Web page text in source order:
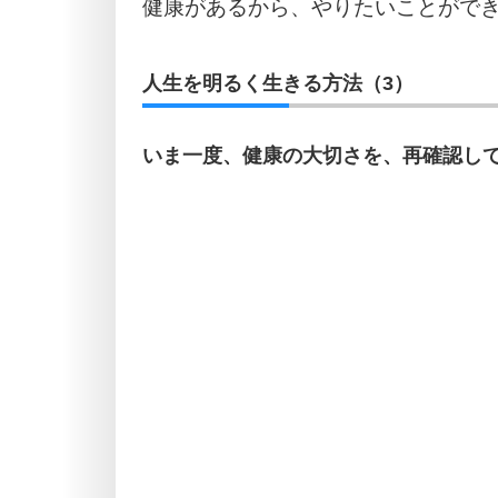
健康があるから、やりたいことがで
人生を明るく生きる方法（3）
いま一度、健康の大切さを、再確認して